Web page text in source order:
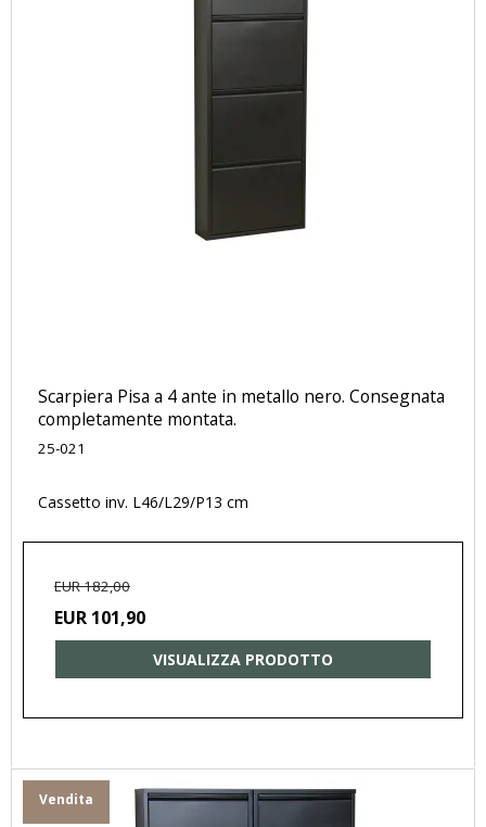
Scarpiera Pisa a 4 ante in metallo nero. Consegnata
completamente montata.
25-021
Cassetto inv. L46/L29/P13 cm
EUR 182,00
EUR 101,90
VISUALIZZA PRODOTTO
Vendita